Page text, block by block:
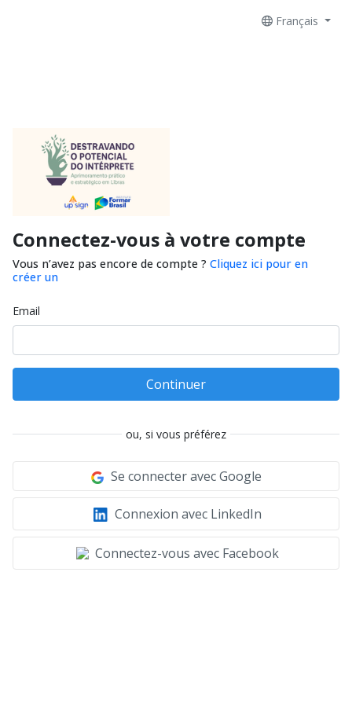
Français
Connectez-vous à votre compte
Vous n’avez pas encore de compte ? Cliquez ici pour en
créer un
Email
Continuer
ou, si vous préférez
Se connecter avec Google
Connexion avec LinkedIn
Connectez-vous avec Facebook